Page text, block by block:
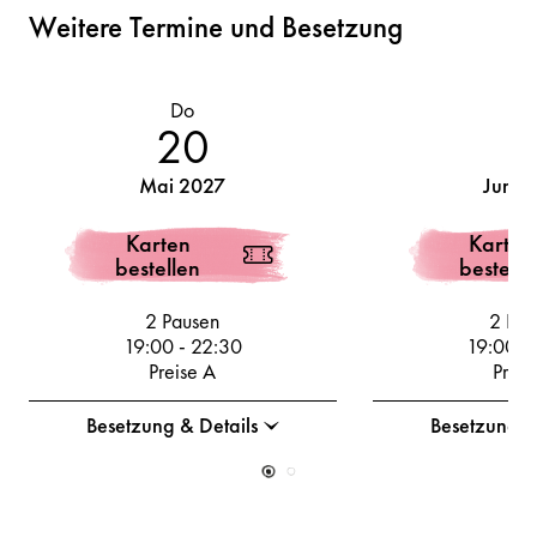
Weitere Termine und Besetzung
Do
20
Mai 2027
Karten
bestellen
2 Pausen
19:00- 22:30
Preise A
Besetzung & Details
Juni
Karten
2
19:00
Besetzung